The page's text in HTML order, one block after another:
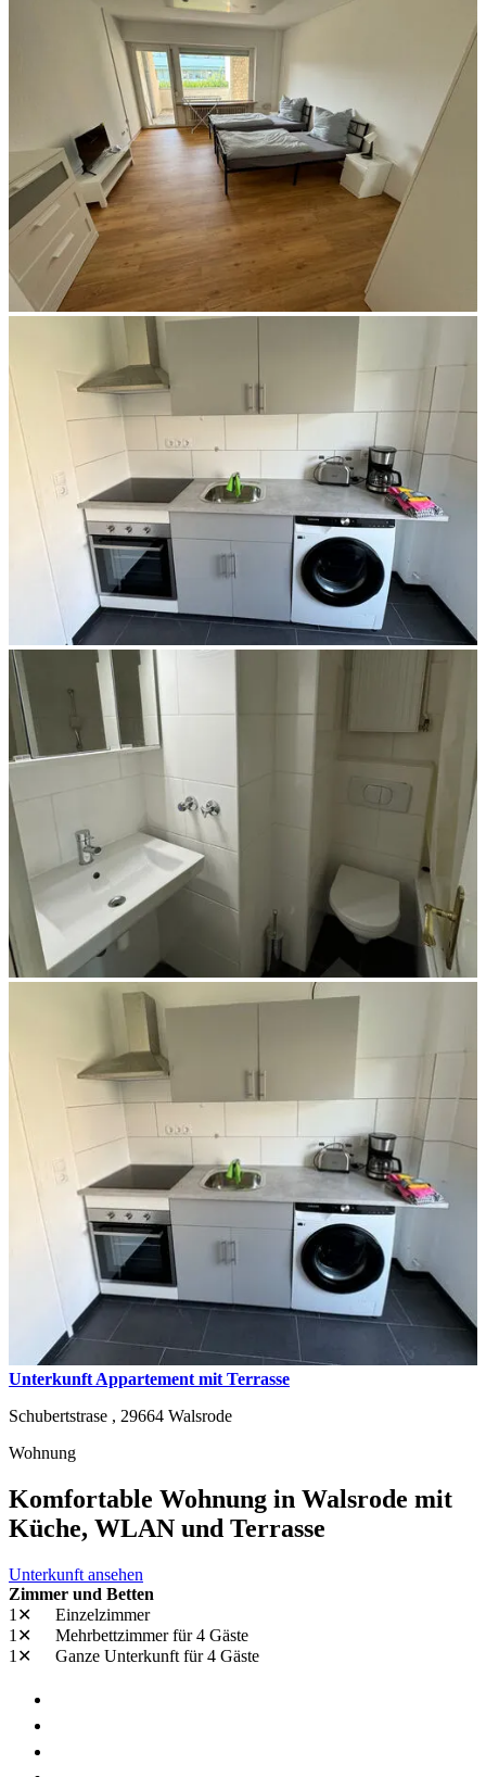
Unterkunft Appartement mit Terrasse
Schubertstrase , 29664 Walsrode
Wohnung
Komfortable Wohnung in Walsrode mit
Küche, WLAN und Terrasse
Unterkunft ansehen
Zimmer und Betten
1✕
Einzelzimmer
1✕
Mehrbettzimmerfür 4 Gäste
1✕
Ganze Unterkunft für 4 Gäste